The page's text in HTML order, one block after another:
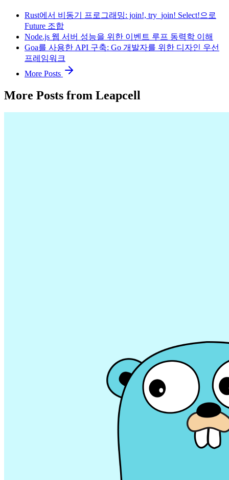
Rust에서 비동기 프로그래밍: join!, try_join! Select!으로
Future 조합
Node.js 웹 서버 성능을 위한 이벤트 루프 동력학 이해
Goa를 사용한 API 구축: Go 개발자를 위한 디자인 우선
프레임워크
More Posts
More Posts from Leapcell